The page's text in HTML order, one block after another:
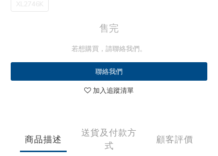
XL2746K
售完
若想購買，請聯絡我們。
聯絡我們
加入追蹤清單
商品描述
送貨及付款方
式
顧客評價